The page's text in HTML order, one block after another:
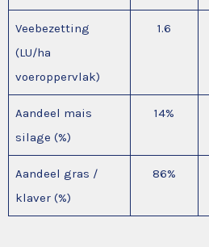
Veebezetting
(LU/ha
voeroppervlak)
1.6
Aandeel mais
silage (%)
14%
Aandeel gras /
klaver (%)
86%